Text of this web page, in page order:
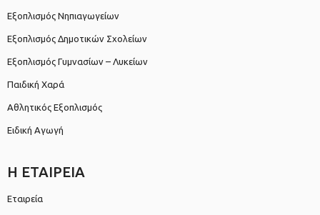
Εξοπλισμός Νηπιαγωγείων
Εξοπλισμός Δημοτικών Σχολείων
Εξοπλισμός Γυμνασίων – Λυκείων
Παιδική Χαρά
Αθλητικός Εξοπλισμός
Ειδική Αγωγή
Η ΕΤΑΙΡΕΙΑ
Εταιρεία